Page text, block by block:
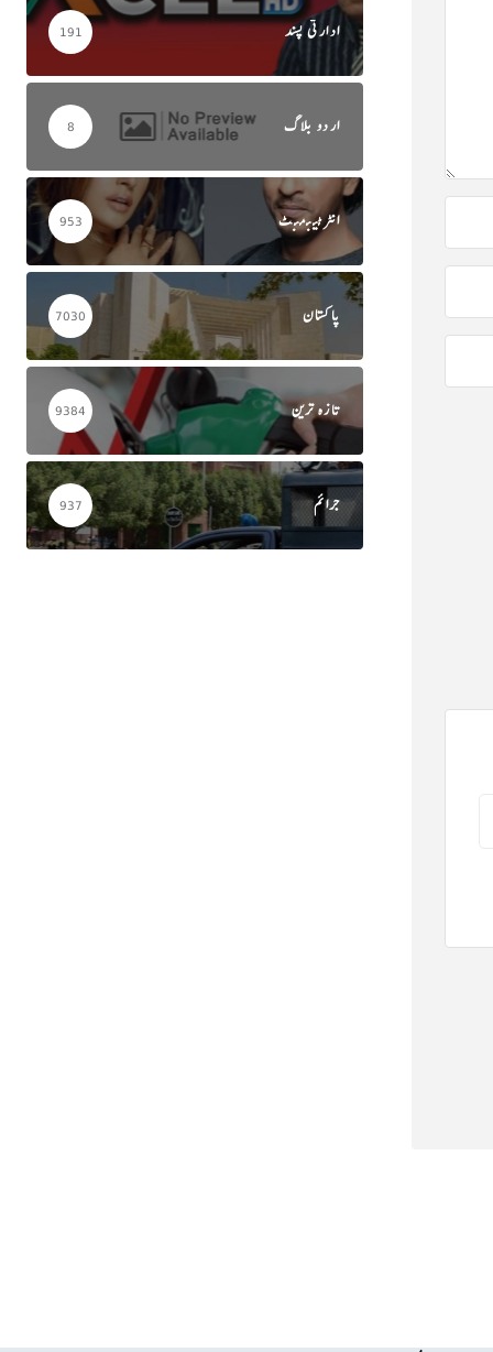
ادارتی پسند 191
اردو بلاگ 8
انٹرٹینمنٹ 953
پاکستان 7030
تازہ ترین 9384
جرائم 937